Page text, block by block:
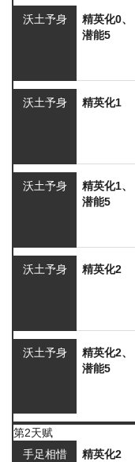
沃土予身
精英化0、
潜能5
沃土予身 精英化1
沃土予身
精英化1、
潜能5
沃土予身 精英化2
沃土予身
精英化2、
潜能5
第2天赋
手足相惜
精英化2